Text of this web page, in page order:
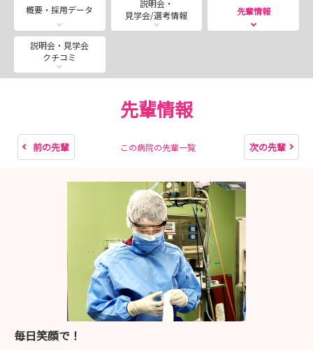
概要・採用データ
説明会・
見学会/選考情報
先輩情報
説明会・見学会
クチコミ
先輩情報
前の先輩 この病院の先輩一覧 次の先輩
毎日笑顔で！